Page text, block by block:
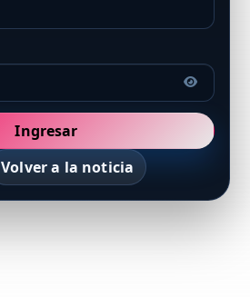
Ingresar
Volver a la noticia